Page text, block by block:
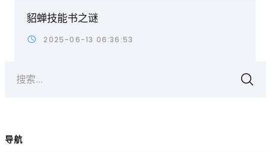
貂蝉技能书之谜
2025-06-13 06:36:53
搜索...
导航